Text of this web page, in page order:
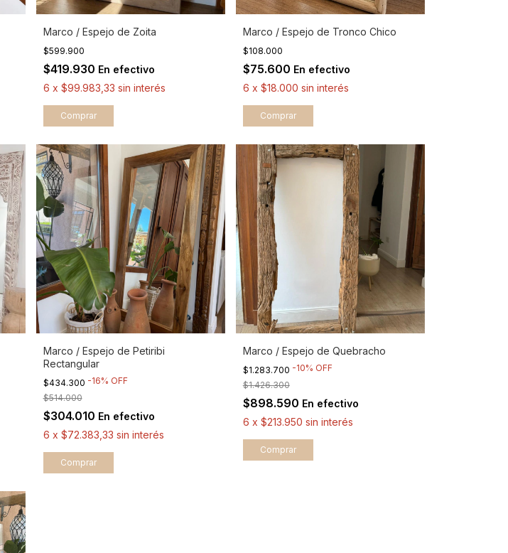
Marco / Espejo de Zoita
$599.900
$419.930 En efectivo
6 x $99.983,33 sin interés
Comprar
Marco / Espejo de Tronco Chico
$108.000
$75.600 En efectivo
6 x $18.000 sin interés
Comprar
Marco / Espejo de Petiribi
Rectangular
$434.300 -16% OFF
$514.000
$304.010 En efectivo
6 x $72.383,33 sin interés
Comprar
Marco / Espejo de Quebracho
$1.283.700 -10% OFF
$1.426.300
$898.590 En efectivo
6 x $213.950 sin interés
Comprar